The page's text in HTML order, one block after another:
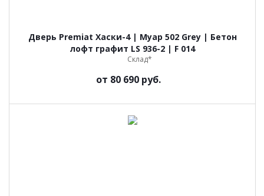
Дверь Premiat Хаски-4 | Муар 502 Grey | Бетон
лофт графит LS 936-2 | F 014
Склад*
от 80 690 руб.